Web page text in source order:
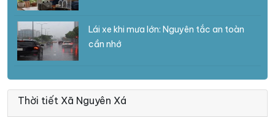
Lái xe khi mưa lớn: Nguyên tắc an toàn
cần nhớ
Thời tiết Xã Nguyên Xá